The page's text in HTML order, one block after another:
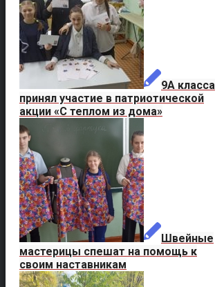
9А класса
принял участие в патриотической
акции «С теплом из дома»
Швейные
мастерицы спешат на помощь к
своим наставникам